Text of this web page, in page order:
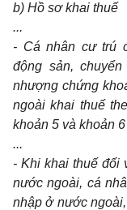
b) Hồ sơ khai thuế
...
- Cá nhân cư trú
động sản,
nhượng chứng
ngoài khai thuế
khoản 5 và khoản
...
- Khi khai thuế đối
nước ngoài, cá
nhập ở nước